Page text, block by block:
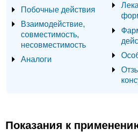
Побочные действия
Взаимодействие,
совместимость,
несовместимость
Аналоги
Показания к